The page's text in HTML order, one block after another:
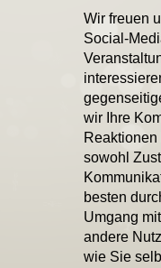
Wir freuen
Social-
wir Ihre
sowohl
besten
Umgang
andere
wie Sie